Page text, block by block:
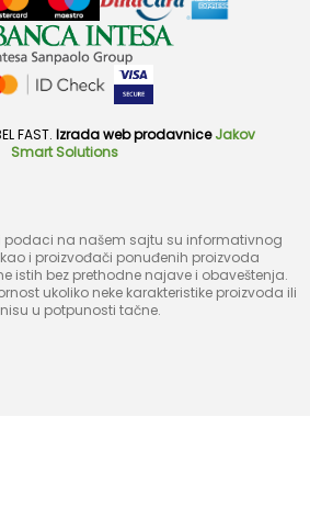
FAST. Izrada web prodavnice Jakov
Smart Solutions
podaci na našem sajtu su informativnog
i proizvođači ponuđenih proizvoda
istih bez prethodne najave i obaveštenja.
ukoliko neke karakteristike proizvoda ili
u potpunosti tačne.